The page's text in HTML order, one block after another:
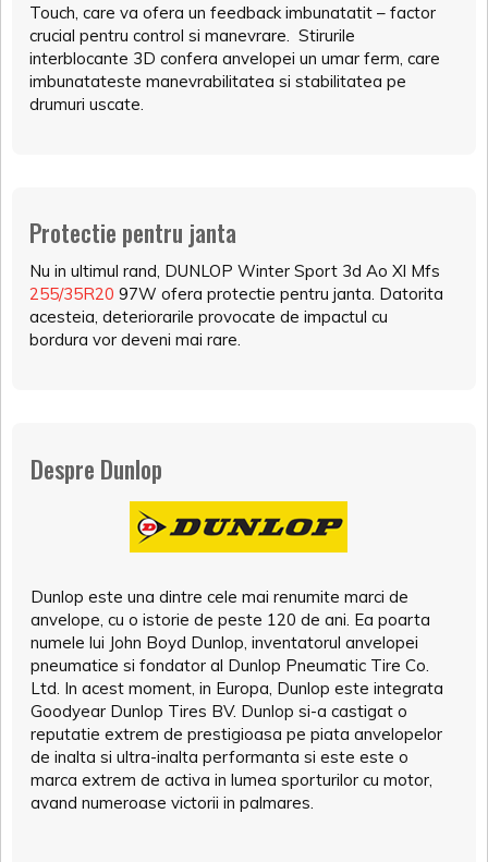
Touch, care va ofera un feedback imbunatatit – factor
crucial pentru control si manevrare. Stirurile
interblocante 3D confera anvelopei un umar ferm, care
imbunatateste manevrabilitatea si stabilitatea pe
drumuri uscate.
Protectie pentru janta
Nu in ultimul rand, DUNLOP Winter Sport 3d Ao Xl Mfs
255/35R20 97W ofera protectie pentru janta. Datorita
acesteia, deteriorarile provocate de impactul cu
bordura vor deveni mai rare.
Despre Dunlop
Dunlop este una dintre cele mai renumite marci de
anvelope, cu o istorie de peste 120 de ani. Ea poarta
numele lui John Boyd Dunlop, inventatorul anvelopei
pneumatice si fondator al Dunlop Pneumatic Tire Co.
Ltd. In acest moment, in Europa, Dunlop este integrata
Goodyear Dunlop Tires BV. Dunlop si-a castigat o
reputatie extrem de prestigioasa pe piata anvelopelor
de inalta si ultra-inalta performanta si este este o
marca extrem de activa in lumea sporturilor cu motor,
avand numeroase victorii in palmares.